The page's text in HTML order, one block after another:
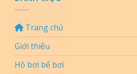
Trang chủ
Giới thiệu
Hồ bơi bể bơi